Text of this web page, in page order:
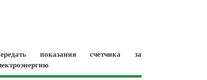
показания счетчика за